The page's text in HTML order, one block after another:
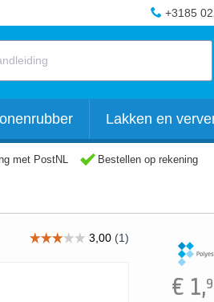
+3185
Lakken en
met PostNL Bestellen op rekening
€ 1,